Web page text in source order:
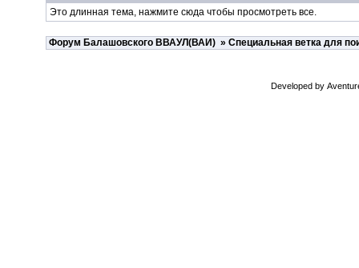
Это длинная тема, нажмите сюдачтобы просмотреть все.
Форум Балашовского ВВАУЛ(ВАИ)» Специальная ветка для
Developed by